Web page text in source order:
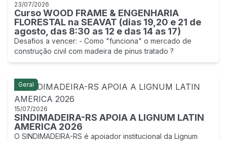
23/07/2026
Curso WOOD FRAME & ENGENHARIA
FLORESTAL na SEAVAT (dias 19,20 e 21 de
agosto, das 8:30 as 12 e das 14 as 17)
Desafios a vencer: - Como "funciona" o mercado de
construção civil com madeira de pinus tratado ?
Geral
15/07/2026
SINDIMADEIRA-RS APOIA A LIGNUM LATIN
AMERICA 2026
O SINDIMADEIRA-RS é apoiador institucional da Lignum